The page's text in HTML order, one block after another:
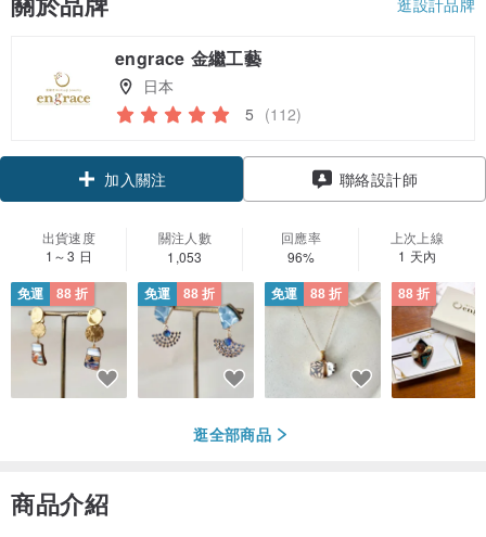
engrace 金繼工藝
日本
5 (112)
加入關注 聯絡設計師
出貨速度
1～3 日
關注人數
1,053
回應率
96%
上次上線
1 天內
免運 88 折 免運 88 折 免運 88 折 88 折
逛全部商品
商品介紹